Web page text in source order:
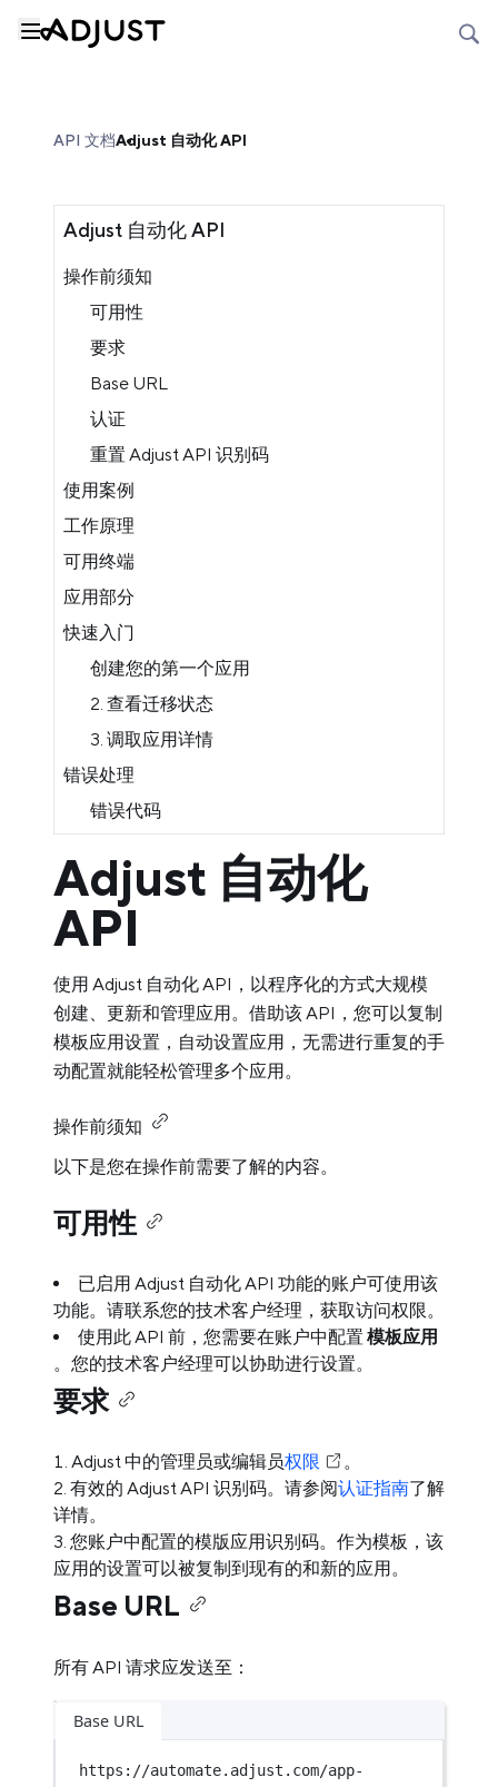
API 文档Adjust 自动化 API
Adjust 自动化 API
操作前须知
可用性
要求
Base URL
认证
重置 Adjust API 识别码
使用案例
工作原理
可用终端
应用部分
快速入门
创建您的第一个应用
2. 查看迁移状态
3. 调取应用详情
错误处理
错误代码
Adjust 自动化
API
使用 Adjust 自动化 API，以程序化的方式大规模
创建、更新和管理应用。借助该 API，您可以复制
模板应用设置，自动设置应用，无需进行重复的手
动配置就能轻松管理多个应用。
操作前须知
以下是您在操作前需要了解的内容。
可用性
已启用 Adjust 自动化 API 功能的账户可使用该
功能。请联系您的技术客户经理，获取访问权限。
使用此 API 前，您需要在账户中配置 模板应用
。您的技术客户经理可以协助进行设置。
要求
Adjust 中的管理员或编辑员权限
。
有效的 Adjust API 识别码。请参阅认证指南了解
详情。
您账户中配置的模版应用识别码。作为模板，该
应用的设置可以被复制到现有的和新的应用。
Base URL
所有 API 请求应发送至：
Base URL
https://automate.adjust.com/app-